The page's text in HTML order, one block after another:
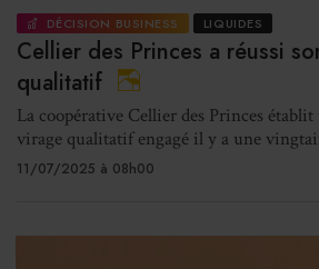
DÉCISION BUSINESS LIQUIDES
Cellier des Princes a réussi
qualitatif
La coopérative Cellier des Princes
virage qualitatif engagé il y a une
11/07/2025 à 08h00